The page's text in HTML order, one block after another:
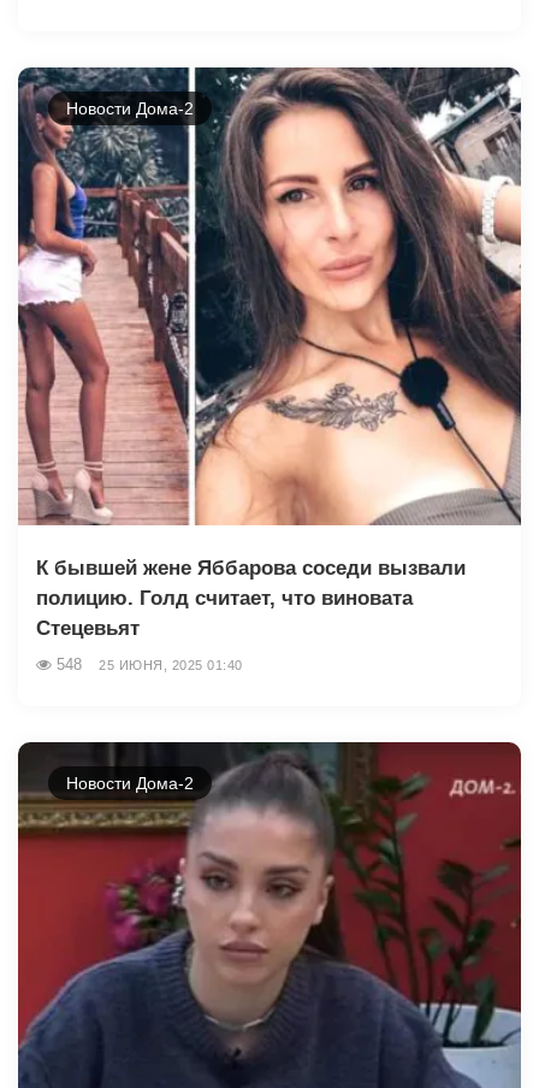
Новости Дома-2
К бывшей жене Яббарова соседи вызвали
полицию. Голд считает, что виновата
Стецевьят
548 25 ИЮНЯ, 2025 01:40
Новости Дома-2